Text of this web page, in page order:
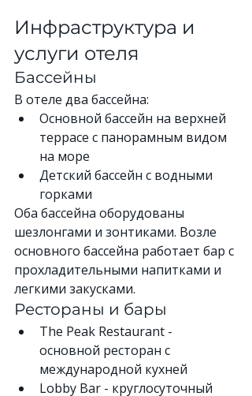
Инфраструктура и
услуги отеля
Бассейны
В отеле два бассейна:
Основной бассейн на верхней
террасе с панорамным видом
на море
Детский бассейн с водными
горками
Оба бассейна оборудованы
шезлонгами и зонтиками. Возле
основного бассейна работает бар с
прохладительными напитками и
легкими закусками.
Рестораны и бары
The Peak Restaurant -
основной ресторан с
международной кухней
Lobby Bar - круглосуточный